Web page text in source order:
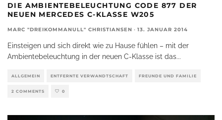
DIE AMBIENTEBELEUCHTUNG CODE 877 DER
NEUEN MERCEDES C-KLASSE W205
MARC "DREIKOMMANULL" CHRISTIANSEN · 13. JANUAR 2014
Einsteigen und sich direkt wie zu Hause fühlen – mit der
Ambientebeleuchtung in der neuen C-Klasse ist das...
ALLGEMEIN ENTFERNTE VERWANDTSCHAFT FREUNDE UND FAMILIE
2 COMMENTS 0